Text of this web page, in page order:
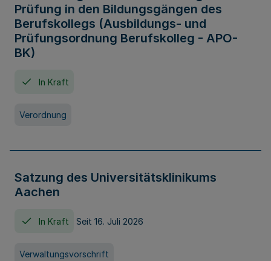
Prüfung in den Bildungsgängen des
Berufskollegs (Ausbildungs- und
Prüfungsordnung Berufskolleg - APO-
BK)
In Kraft
Verordnung
Satzung des Universitätsklinikums
Aachen
In Kraft Seit 16. Juli 2026
Verwaltungsvorschrift